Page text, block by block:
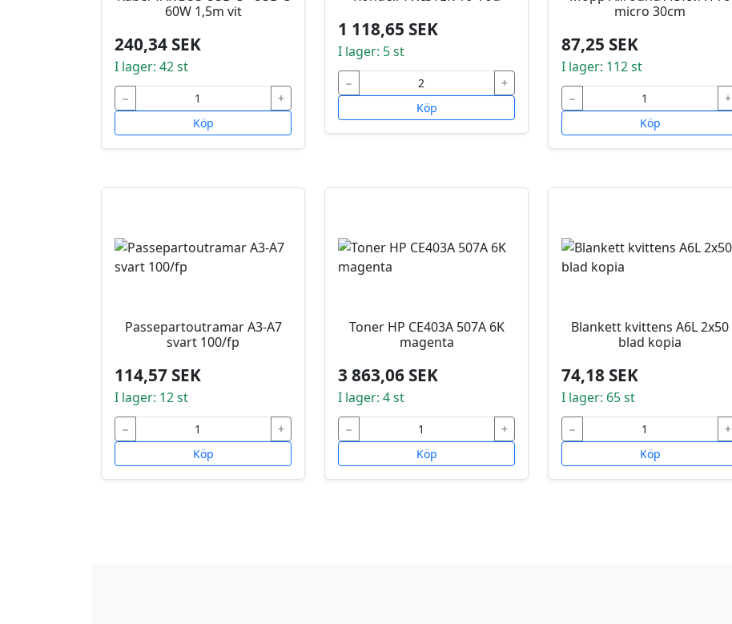
60W 1,5m vit
240,34 SEK
I lager: 42 st
−
+
Köp
1 118,65 SEK
I lager: 5 st
−
+
Köp
micro 30cm
87,25 SEK
I lager: 112 st
−
+
Köp
Passepartoutramar A3-A7
svart 100/fp
114,57 SEK
I lager: 12 st
−
+
Köp
Toner HP CE403A 507A 6K
magenta
3 863,06 SEK
I lager: 4 st
−
+
Köp
Blankett kvittens A6L 2x50
blad kopia
74,18 SEK
I lager: 65 st
−
+
Köp